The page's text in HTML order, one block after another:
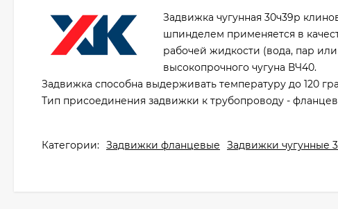
Задвижка чугунная 30ч39р
шпинделем применяется в
рабочей жидкости (вода, пар
высокопрочного чугуна ВЧ40.
Задвижка способна выдерживать температуру до 120
Тип присоединения задвижки к трубопроводу -
Категории: Задвижки фланцевые Задвижки чугунные